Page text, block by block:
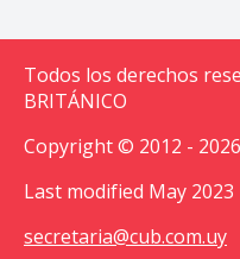
Todos los derechos
BRITÁNICO
Copyright © 2012 -
Last modified May 2023
secretaria@cub.com.uy